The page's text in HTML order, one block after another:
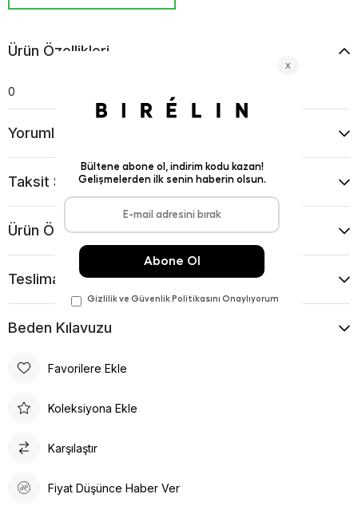
Ürün Özellikleri
0
Yorumlar
Taksit Seçenekleri
Ürün Önerileri
Teslimat Ve İade Koşulları
Beden Kılavuzu
Favorilere Ekle
Koleksiyona Ekle
Karşılaştır
Fiyat Düşünce Haber Ver